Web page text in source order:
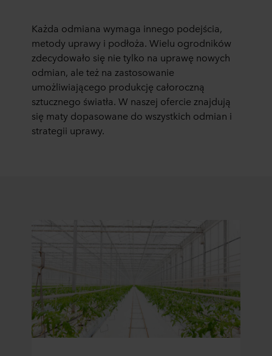
Każda odmiana wymaga innego podejścia,
metody uprawy i podłoża. Wielu ogrodników
zdecydowało się nie tylko na uprawę nowych
odmian, ale też na zastosowanie
umożliwiającego produkcję całoroczną
sztucznego światła. W naszej ofercie znajdują
się maty dopasowane do wszystkich odmian i
strategii uprawy.